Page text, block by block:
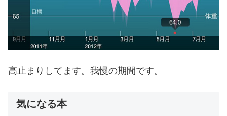
高止まりしてます。我慢の期間です。
気になる本